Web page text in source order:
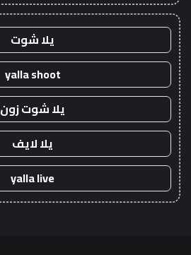
يلا شوت
yalla shoot
يلا شوت زون
يلا لايف
yalla live